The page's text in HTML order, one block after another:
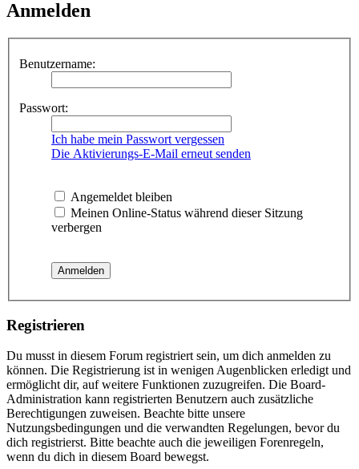
Anmelden
Benutzername:
Passwort:
Ich habe mein Passwort vergessen
Die Aktivierungs-E-Mail erneut senden
Angemeldet bleiben
Meinen Online-Status während dieser Sitzung
verbergen
Registrieren
Du musst in diesem Forum registriert sein, um dich anmelden zu
können. Die Registrierung ist in wenigen Augenblicken erledigt und
ermöglicht dir, auf weitere Funktionen zuzugreifen. Die Board-
Administration kann registrierten Benutzern auch zusätzliche
Berechtigungen zuweisen. Beachte bitte unsere
Nutzungsbedingungen und die verwandten Regelungen, bevor du
dich registrierst. Bitte beachte auch die jeweiligen Forenregeln,
wenn du dich in diesem Board bewegst.